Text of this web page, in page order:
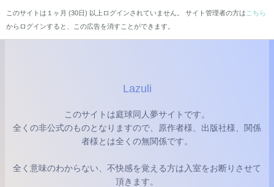
このサイトは１ヶ月 (30日) 以上ログインされていません。 サイト管理者の方は こちら
からログインすると、この広告を消すことができます。
Lazuli
このサイトは庭球同人夢サイトです。
全くの非公式のものとなりますので、原作者様、出版社様、関係
者様とは全くの無関係です。
全く意味のわからない、不快感を覚える方は入室をお断りさせて
頂きます。